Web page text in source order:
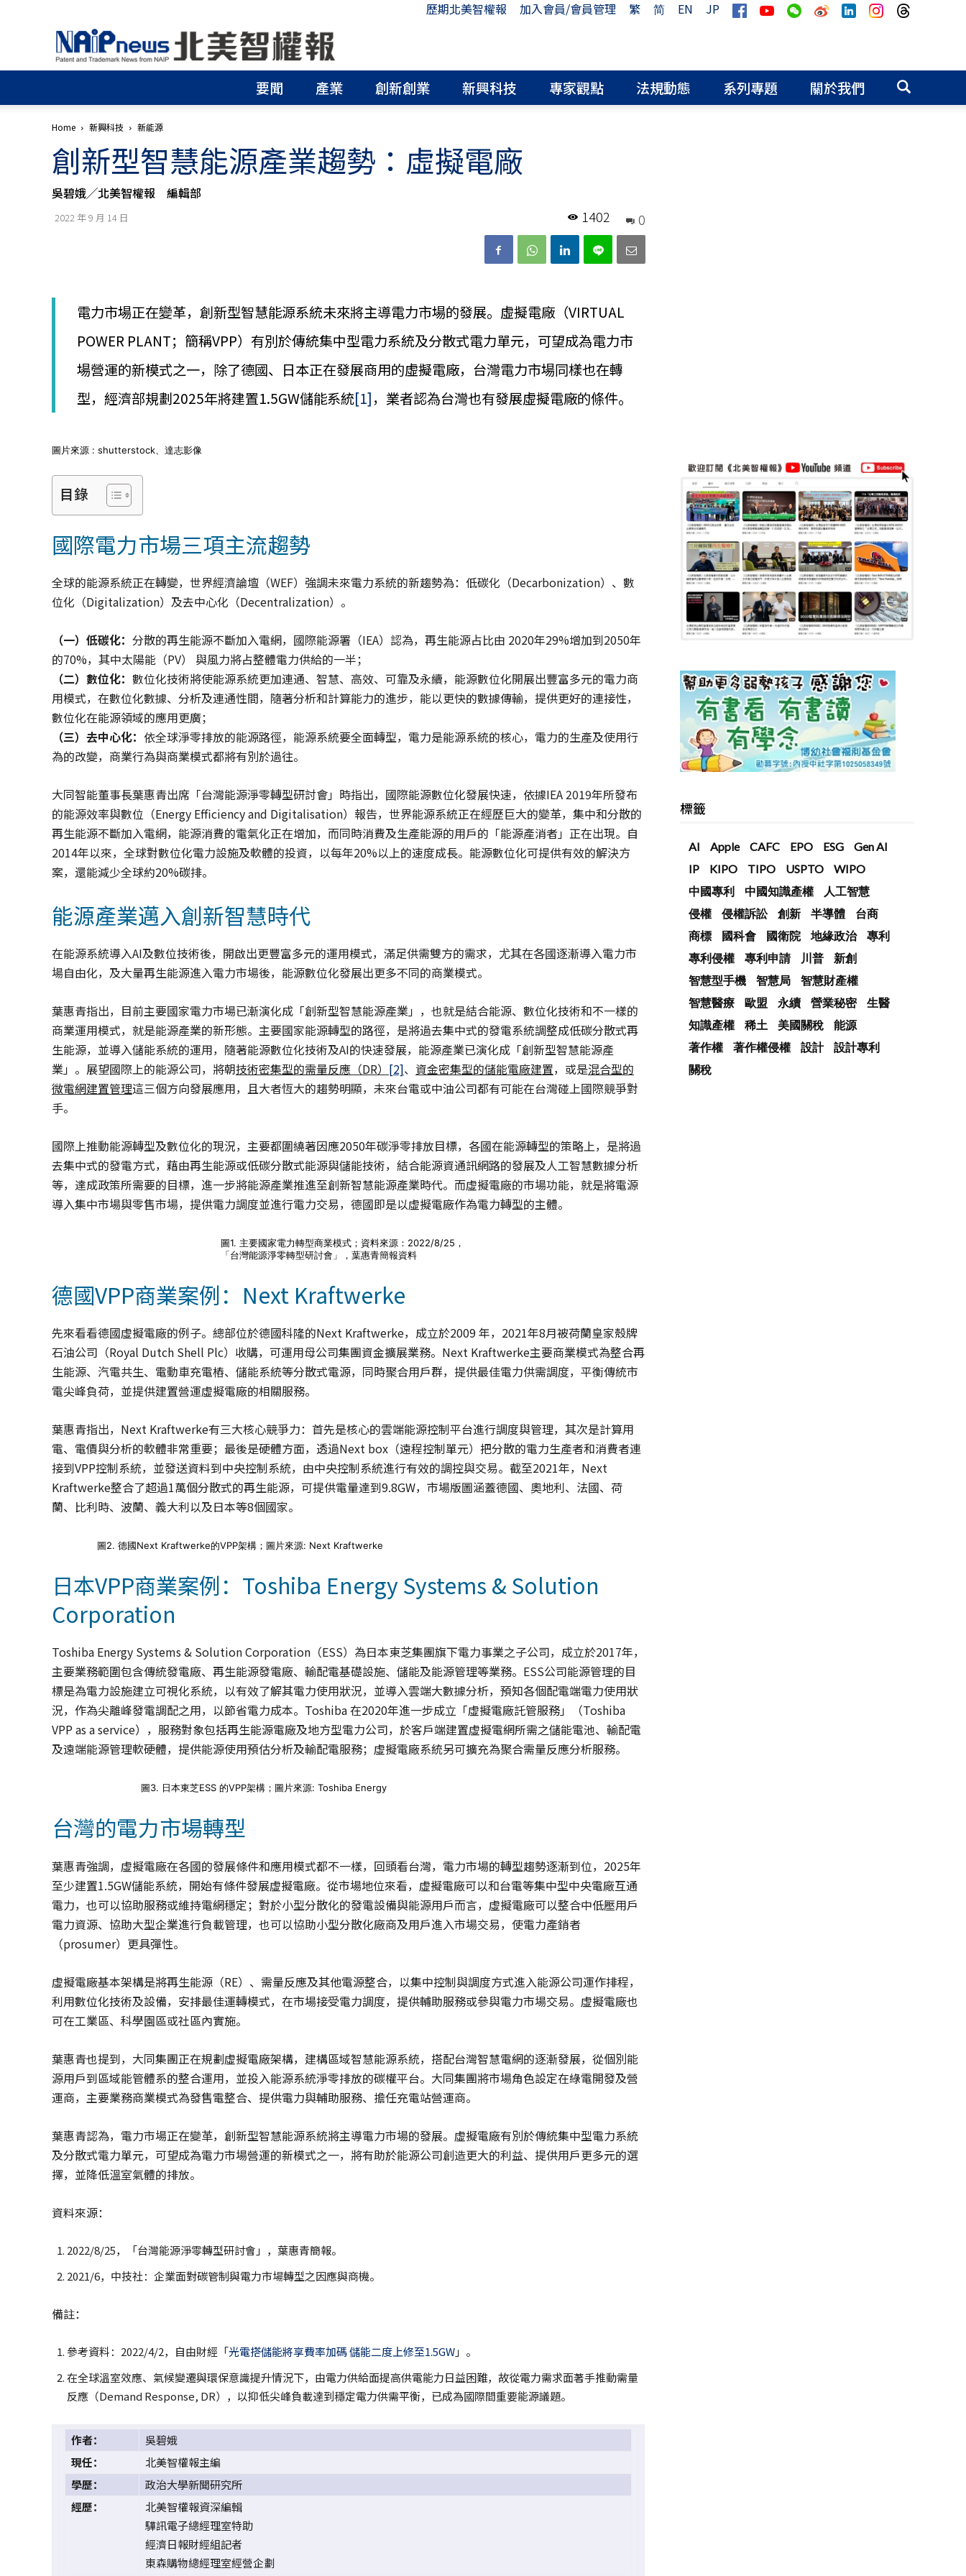
歷期北美智權報 加入會員/會員管理 繁 简 EN
JP
北
美
智
權
│
申
請
│
商
析
智
權
問
利
專
利
要聞 產業 創新創業 新興科技 專家觀點 法規動態 系列專題 關於我們
Home 新興科技 新能源
創新型智慧能源產業趨勢：虛擬電廠
吳碧娥╱北美智權報 編輯部
2022 年 9 月 14 日 0
1402
電力市場正在變革，創新型智慧能源系統未來將主導電力市場的發展。虛擬電廠（VIRTUAL
POWER PLANT；簡稱VPP）有別於傳統集中型電力系統及分散式電力單元，可望成為電力市
場營運的新模式之一，除了德國、日本正在發展商用的虛擬電廠，台灣電力市場同樣也在轉
型，經濟部規劃2025年將建置1.5GW儲能系統[1]，業者認為台灣也有發展虛擬電廠的條件。
圖片來源 : shutterstock、達志影像
目錄
國際電力市場三項主流趨勢
全球的能源系統正在轉變，世界經濟論壇（WEF）強調未來電力系統的新趨勢為：低碳化（Decarbonization）、數
位化（Digitalization）及去中心化（Decentralization）。
（一）低碳化： 分散的再生能源不斷加入電網，國際能源署（IEA）認為，再生能源占比由 2020年29%增加到2050年
的70%，其中太陽能（PV） 與風力將占整體電力供給的一半；
（二）數位化： 數位化技術將使能源系統更加連通、智慧、高效、可靠及永續，能源數位化開展出豐富多元的電力商
用模式，在數位化數據、分析及連通性間，隨著分析和計算能力的進步，能以更快的數據傳輸，提供更好的連接性，
數位化在能源領域的應用更廣；
（三）去中心化： 依全球淨零排放的能源路徑，能源系統要全面轉型，電力是能源系統的核心，電力的生產及使用行
為的改變，商業行為與商業模式都將有別於過往。
大同智能董事長葉惠青出席「台灣能源淨零轉型研討會」時指出，國際能源數位化發展快速，依據IEA 2019年所發布
的能源效率與數位（Energy Efficiency and Digitalisation）報告，世界能源系統正在經歷巨大的變革，集中和分散的
再生能源不斷加入電網，能源消費的電氣化正在增加，而同時消費及生產能源的用戶的「能源產消者」正在出現。自
2014年以來，全球對數位化電力設施及軟體的投資，以每年20%以上的速度成長。能源數位化可提供有效的解決方
案，還能減少全球約20%碳排。
能源產業邁入創新智慧時代
在能源系統導入AI及數位技術後，開啟出更豐富多元的運用模式，滿足供需雙方的需求，尤其在各國逐漸導入電力市
場自由化，及大量再生能源進入電力市場後，能源數位化發展出更多不同的商業模式。
葉惠青指出，目前主要國家電力市場已漸演化成「創新型智慧能源產業」，也就是結合能源、數位化技術和不一樣的
商業運用模式，就是能源產業的新形態。主要國家能源轉型的路徑，是將過去集中式的發電系統調整成低碳分散式再
生能源，並導入儲能系統的運用，隨著能源數位化技術及AI的快速發展，能源產業已演化成「創新型智慧能源產
業」。展望國際上的能源公司，將朝技術密集型的需量反應（DR） [2]、 資金密集型的儲能電廠建置，或是混合型的
微電網建置管理這三個方向發展應用，且大者恆大的趨勢明顯，未來台電或中油公司都有可能在台灣碰上國際競爭對
手。
國際上推動能源轉型及數位化的現況，主要都圍繞著因應2050年碳淨零排放目標，各國在能源轉型的策略上，是將過
去集中式的發電方式，藉由再生能源或低碳分散式能源與儲能技術，結合能源資通訊網路的發展及人工智慧數據分析
等，達成政策所需要的目標，進一步將能源產業推進至創新智慧能源產業時代。而虛擬電廠的市場功能，就是將電源
導入集中市場與零售市場，提供電力調度並進行電力交易，德國即是以虛擬電廠作為電力轉型的主體。
圖1. 主要國家電力轉型商業模式；資料來源：2022/8/25，
「台灣能源淨零轉型研討會」，葉惠青簡報資料
德國VPP商業案例：Next Kraftwerke
先來看看德國虛擬電廠的例子。總部位於德國科隆的Next Kraftwerke，成立於2009 年，2021年8月被荷蘭皇家殼牌
石油公司（Royal Dutch Shell Plc）收購，可運用母公司集團資金擴展業務。Next Kraftwerke主要商業模式為整合再
生能源、汽電共生、電動車充電樁、儲能系統等分散式電源，同時聚合用戶群，提供最佳電力供需調度，平衡傳統市
電尖峰負荷，並提供建置營運虛擬電廠的相關服務。
葉惠青指出，Next Kraftwerke有三大核心競爭力：首先是核心的雲端能源控制平台進行調度與管理，其次是計算用
電、電價與分析的軟體非常重要；最後是硬體方面，透過Next box（遠程控制單元）把分散的電力生產者和消費者連
接到VPP控制系統，並發送資料到中央控制系統，由中央控制系統進行有效的調控與交易。截至2021年，Next
Kraftwerke整合了超過1萬個分散式的再生能源，可提供電量達到9.8GW，市場版圖涵蓋德國、奧地利、法國、荷
蘭、比利時、波蘭、義大利以及日本等8個國家。
圖2. 德國Next Kraftwerke的VPP架構；圖片來源: Next Kraftwerke
日本VPP商業案例：Toshiba Energy Systems & Solution
Corporation
Toshiba Energy Systems & Solution Corporation（ESS）為日本東芝集團旗下電力事業之子公司，成立於2017年，
主要業務範圍包含傳統發電廠、再生能源發電廠、輸配電基礎設施、儲能及能源管理等業務。ESS公司能源管理的目
標是為電力設施建立可視化系統，以有效了解其電力使用狀況，並導入雲端大數據分析，預知各個配電端電力使用狀
況，作為尖離峰發電調配之用，以節省電力成本。Toshiba 在2020年進一步成立「虛擬電廠託管服務」（Toshiba
VPP as a service），服務對象包括再生能源電廠及地方型電力公司，於客戶端建置虛擬電網所需之儲能電池、輸配電
及遠端能源管理軟硬體，提供能源使用預估分析及輸配電服務；虛擬電廠系統另可擴充為聚合需量反應分析服務。
圖3. 日本東芝ESS 的VPP架構；圖片來源: Toshiba Energy
台灣的電力市場轉型
葉惠青強調，虛擬電廠在各國的發展條件和應用模式都不一樣，回頭看台灣，電力市場的轉型趨勢逐漸到位，2025年
至少建置1.5GW儲能系統，開始有條件發展虛擬電廠。從市場地位來看，虛擬電廠可以和台電等集中型中央電廠互通
電力，也可以協助服務或維持電網穩定；對於小型分散化的發電設備與能源用戶而言，虛擬電廠可以整合中低壓用戶
電力資源、協助大型企業進行負載管理，也可以協助小型分散化廠商及用戶進入市場交易，使電力產銷者
（prosumer）更具彈性。
虛擬電廠基本架構是將再生能源（RE）、需量反應及其他電源整合，以集中控制與調度方式進入能源公司運作排程，
利用數位化技術及設備，安排最佳運轉模式，在市場接受電力調度，提供輔助服務或參與電力市場交易。虛擬電廠也
可在工業區、科學園區或社區內實施。
葉惠青也提到，大同集團正在規劃虛擬電廠架構，建構區域智慧能源系統，搭配台灣智慧電網的逐漸發展，從個別能
源用戶到區域能管體系的整合運用，並投入能源系統淨零排放的碳權平台。大同集團將市場角色設定在綠電開發及營
運商，主要業務商業模式為發售電整合、提供電力與輔助服務、擔任充電站營運商。
葉惠青認為，電力市場正在變革，創新型智慧能源系統將主導電力市場的發展。虛擬電廠有別於傳統集中型電力系統
及分散式電力單元，可望成為電力市場營運的新模式之一，將有助於能源公司創造更大的利益、提供用戶更多元的選
擇，並降低溫室氣體的排放。
資料來源：
2022/8/25，「台灣能源淨零轉型研討會」，葉惠青簡報。
2021/6，中技社：企業面對碳管制與電力市場轉型之因應與商機。
備註：
參考資料：2022/4/2，自由財經「光電搭儲能將享費率加碼 儲能二度上修至1.5GW」。
在全球溫室效應、氣候變遷與環保意識提升情況下，由電力供給面提高供電能力日益困難，故從電力需求面著手推動需量
反應（Demand Response, DR），以抑低尖峰負載達到穩定電力供需平衡，已成為國際間重要能源議題。
作者：
吳碧娥
現任：
北美智權報主編
學歷：
政治大學新聞研究所
經歷：
北美智權報資深編輯
驊訊電子總經理室特助
經濟日報財經組記者
東森購物總經理室經營企劃
標籤
AI Apple CAFC EPO ESG
Gen AI
IP
KIPO TIPO USPTO
WIPO
中國專利
中國知識產權
人工智慧
侵權
侵權訴訟 創新 半導體
台商
商標
國科會 國衛院 地緣政治
專利
專利侵權
專利申請 川普
新創
智慧型手機
智慧局
智慧財產權
智慧醫療
歐盟 永續 營業秘密
生醫
知識產權
稀土 美國關稅
能源
著作權
著作權侵權 設計
設計專利
關稅